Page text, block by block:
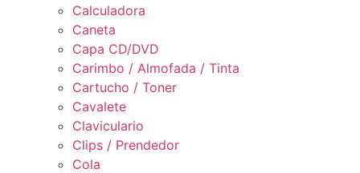
Calculadora
Caneta
Capa CD/DVD
Carimbo / Almofada / Tinta
Cartucho / Toner
Cavalete
Claviculario
Clips / Prendedor
Cola